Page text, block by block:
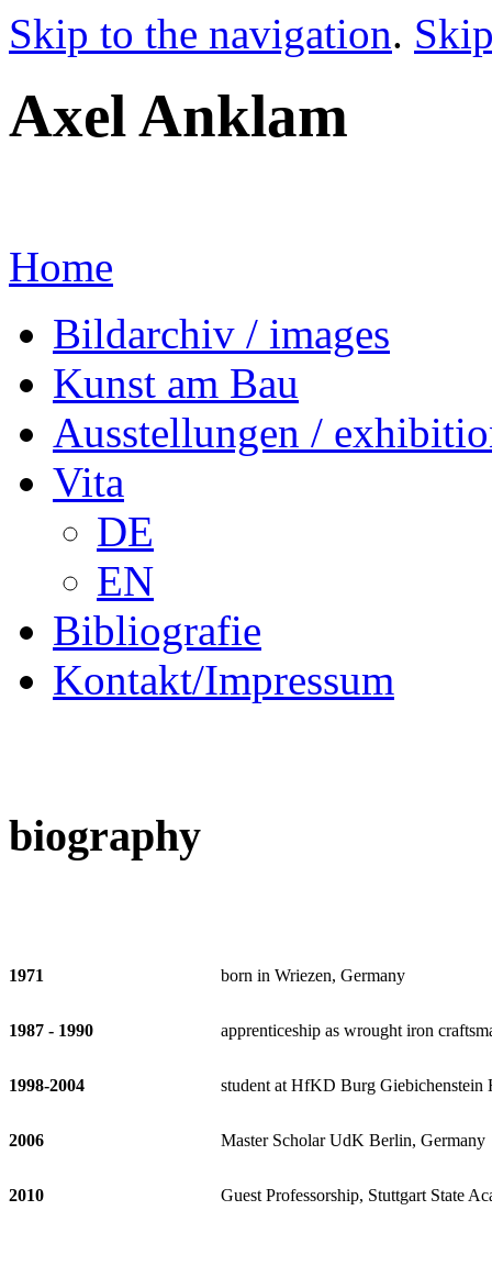
Skip to the navigation.
Axel Anklam
Home
Bildarchiv / images
Kunst am Bau
Ausstellungen /
Vita
DE
EN
Bibliografie
Kontakt/Impressum
biography
1971 born in Wriezen, Germany
1987 - 1990 apprenticeship as wrought iron
1998-2004 student at HfKD Burg
2006 Master Scholar UdK Berlin, Germany
2010 Guest Professorship, Stuttgart State